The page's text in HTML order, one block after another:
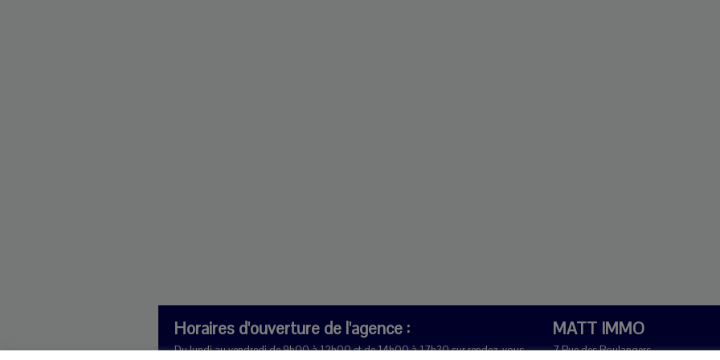
Horaires d'ouverture de l'agence :
Du lundi au vendredi de 9h00 à 12h00 et de 14h00 à 17h30 sur rendez-vous.
MATT IMMO
7 Rue des Boulangers